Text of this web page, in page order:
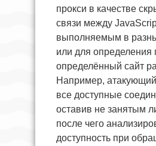
прокси в качестве
связи между
выполняемым в
или для определения
определённый сайт
Например,
все доступные
оставив не занятым
после чего
доступность при